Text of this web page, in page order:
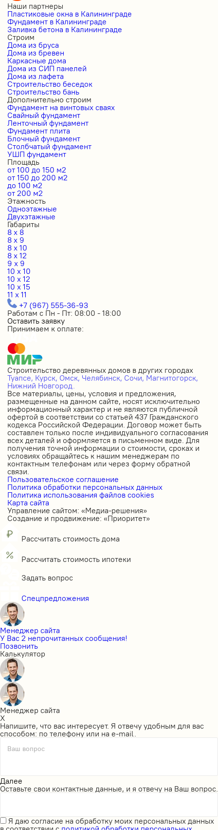
Наши партнеры
Пластиковые окна в Калининграде
Фундамент в Калининграде
Заливка бетона в Калининграде
Строим
Дома из бруса
Дома из бревен
Каркасные дома
Дома из СИП панелей
Дома из лафета
Строительство беседок
Строительство бань
Дополнительно строим
Фундамент на винтовых сваях
Свайный фундамент
Ленточный фундамент
Фундамент плита
Блочный фундамент
Столбчатый фундамент
УШП фундамент
Площадь
от 100 до 150 м2
от 150 до 200 м2
до 100 м2
от 200 м2
Этажность
Одноэтажные
Двухэтажные
Габариты
8 x 8
8 x 9
8 x 10
8 x 12
9 x 9
10 x 10
10 x 12
10 x 15
11 x 11
+7 (967) 555-36-93
Работам с Пн - Пт: 08:00 - 18:00
Оставить заявку
Принимаем к оплате:
Строительство деревянных домов в других городах
Туапсе, Курск, Омск, Челябинск, Сочи, Магнитогорск,
Нижний Новгород.
Все материалы, цены, условия и предложения,
размещенные на данном сайте, носят исключительно
информационный характер и не являются публичной
офертой в соответствии со статьей 437 Гражданского
кодекса Российской Федерации. Договор может быть
составлен только после индивидуального согласования
всех деталей и оформляется в письменном виде. Для
получения точной информации о стоимости, сроках и
условиях обращайтесь к нашим менеджерам по
контактным телефонам или через форму обратной
связи.
Пользовательское соглашение
Политика обработки персональных данных
Политика использования файлов cookies
Карта сайта
Управление сайтом: «Медиа-решения»
Создание и продвижение: «Приоритет»
Рассчитать стоимость дома
Рассчитать стоимость ипотеки
Задать вопрос
Спецпредложения
Менеджер сайта
У Вас 2 непрочитанных сообщения!
Позвонить
Калькулятор
Менеджер сайта
X
Напишите, что вас интересует. Я отвечу удобным для вас
способом: по телефону или на e-mail.
Ваш вопрос
Далее
Оставьте свои контактные данные, и я отвечу на Ваш вопрос.
Я даю согласие на обработку моих персональных данных